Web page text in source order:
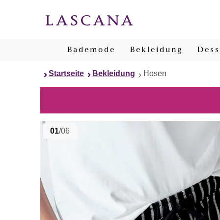
Bademode Bekleidung
Startseite Bekleidung Hosen
01/06